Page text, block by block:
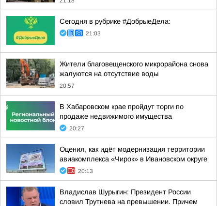
Сегодня в рубрике #ДобрыеДела:
21:03
Жители благовещенского микрорайона снова
жалуются на отсутствие воды
20:57
В Хабаровском крае пройдут торги по
продаже недвижимого имущества
20:27
Оценил, как идёт модернизация территории
авиакомплекса «Чирок» в Ивановском округе
20:13
Владислав Шурыгин: Президент России
словил Трутнева на превышении. Причем